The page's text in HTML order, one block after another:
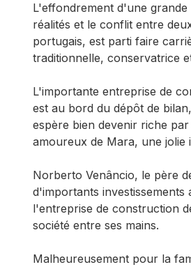
L'effondrement d'une
réalités et le conflit entre
portugais, est parti faire
traditionnelle, conservatrice
L'importante entreprise de
est au bord du dépôt de
espère bien devenir riche
amoureux de Mara, une jolie
Norberto Venâncio, le père
d'importants
l'entreprise de construction
société entre ses mains.
Malheureusement pour la